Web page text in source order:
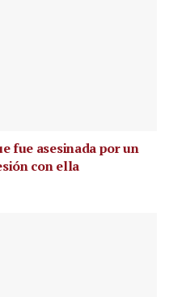
fue asesinada por un
con ella